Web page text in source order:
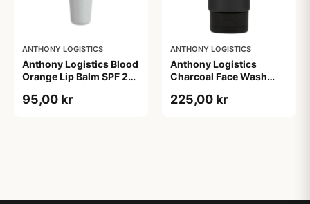
ANTHONY LOGISTICS
Anthony Logistics Blood
Orange Lip Balm SPF 25
95,00 kr
ANTHONY LOGISTICS
Anthony Logistics
Charcoal Face Wash
225,00 kr